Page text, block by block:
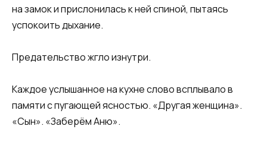
на замок и прислонилась к ней спиной, пытаясь
успокоить дыхание.
Предательство жгло изнутри.
Каждое услышанное на кухне слово всплывало в
памяти с пугающей ясностью. «Другая женщина».
«Сын». «Заберём Аню».